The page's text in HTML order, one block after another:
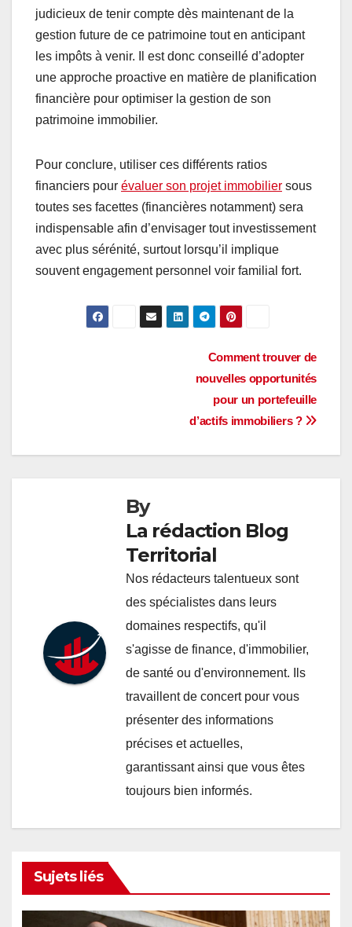
judicieux de tenir compte dès maintenant de la
gestion future de ce patrimoine tout en anticipant
les impôts à venir. Il est donc conseillé d’adopter
une approche proactive en matière de planification
financière pour optimiser la gestion de son
patrimoine immobilier.
Pour conclure, utiliser ces différents ratios
financiers pour évaluer son projet immobilier sous
toutes ses facettes (financières notamment) sera
indispensable afin d’envisager tout investissement
avec plus sérénité, surtout lorsqu’il implique
souvent engagement personnel voir familial fort.
Comment trouver de
nouvelles opportunités
pour un portefeuille
d’actifs immobiliers ?
By
La rédaction Blog
Territorial
Nos rédacteurs talentueux sont
des spécialistes dans leurs
domaines respectifs, qu'il
s'agisse de finance, d'immobilier,
de santé ou d'environnement. Ils
travaillent de concert pour vous
présenter des informations
précises et actuelles,
garantissant ainsi que vous êtes
toujours bien informés.
Sujets liés